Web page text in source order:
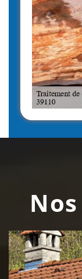
Couvreur
zingueur
Jura